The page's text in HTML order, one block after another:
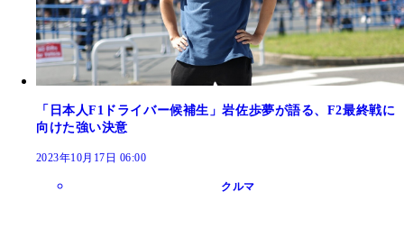
「日本人F1ドライバー候補生」岩佐歩夢が語る、F2最終戦に
向けた強い決意
2023年10月17日 06:00
クルマ